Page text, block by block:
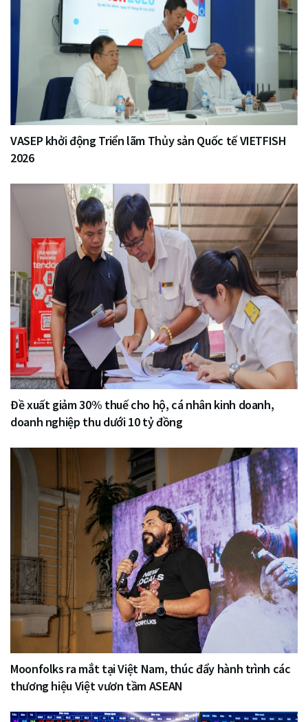
VASEP khởi động Triển lãm Thủy sản Quốc tế VIETFISH
2026
Đề xuất giảm 30% thuế cho hộ, cá nhân kinh doanh,
doanh nghiệp thu dưới 10 tỷ đồng
Moonfolks ra mắt tại Việt Nam, thúc đẩy hành trình các
thương hiệu Việt vươn tầm ASEAN